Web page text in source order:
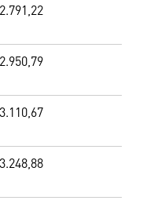
2.791,22
2.950,79
3.110,67
3.248,88